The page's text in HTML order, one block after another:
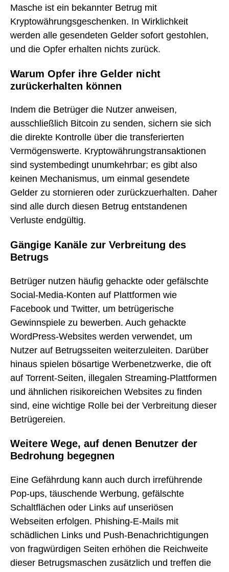
Masche ist ein bekannter Betrug mit
Kryptowährungsgeschenken. In Wirklichkeit
werden alle gesendeten Gelder sofort gestohlen,
und die Opfer erhalten nichts zurück.
Warum Opfer ihre Gelder nicht
zurückerhalten können
Indem die Betrüger die Nutzer anweisen,
ausschließlich Bitcoin zu senden, sichern sie sich
die direkte Kontrolle über die transferierten
Vermögenswerte. Kryptowährungstransaktionen
sind systembedingt unumkehrbar; es gibt also
keinen Mechanismus, um einmal gesendete
Gelder zu stornieren oder zurückzuerhalten. Daher
sind alle durch diesen Betrug entstandenen
Verluste endgültig.
Gängige Kanäle zur Verbreitung des
Betrugs
Betrüger nutzen häufig gehackte oder gefälschte
Social-Media-Konten auf Plattformen wie
Facebook und Twitter, um betrügerische
Gewinnspiele zu bewerben. Auch gehackte
WordPress-Websites werden verwendet, um
Nutzer auf Betrugsseiten weiterzuleiten. Darüber
hinaus spielen bösartige Werbenetzwerke, die oft
auf Torrent-Seiten, illegalen Streaming-Plattformen
und ähnlichen risikoreichen Websites zu finden
sind, eine wichtige Rolle bei der Verbreitung dieser
Betrügereien.
Weitere Wege, auf denen Benutzer der
Bedrohung begegnen
Eine Gefährdung kann auch durch irreführende
Pop-ups, täuschende Werbung, gefälschte
Schaltflächen oder Links auf unseriösen
Webseiten erfolgen. Phishing-E-Mails mit
schädlichen Links und Push-Benachrichtigungen
von fragwürdigen Seiten erhöhen die Reichweite
dieser Betrugsmaschen zusätzlich und treffen die